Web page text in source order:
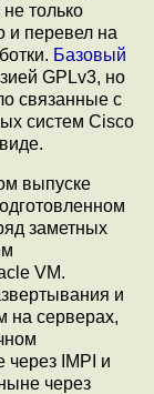
только
и перевел на
Базовый
GPLv3, но
связанные с
систем Cisco
выпуске
заметных
VM.
и
на серверах,
через IMPI и
через